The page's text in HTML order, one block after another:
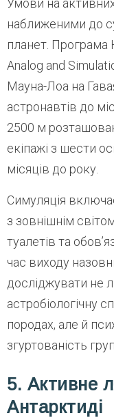
наближеними до
планет. Програма
Analog and
Мауна-Лоа на
астронавтів до
2500 м
екіпажі з шести
місяців до року.
Симуляція
з зовнішнім
туалетів та
час виходу
досліджувати не
астробіологічну
породах, але й
згуртованість
5. Активне
Антарктиді